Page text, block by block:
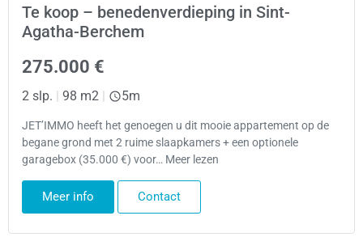
Te koop – benedenverdieping in Sint-
Agatha-Berchem
275.000 €
2 slp. | 98 m2 | 5m
JET’IMMO heeft het genoegen u dit mooie appartement op de
begane grond met 2 ruime slaapkamers + een optionele
garagebox (35.000 €) voor… Meer lezen
Meer info Contact